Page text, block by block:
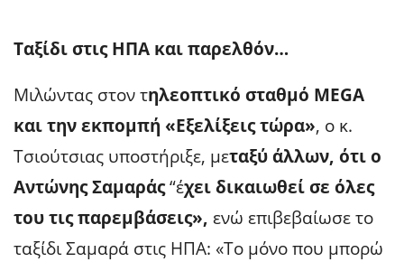
Ταξίδι στις ΗΠΑ και παρελθόν…
Μιλώντας στον τηλεοπτικό σταθμό MEGA
και την εκπομπή «Εξελίξεις τώρα», ο κ.
Τσιούτσιας υποστήριξε, μεταξύ άλλων, ότι ο
Αντώνης Σαμαράς“έχει δικαιωθεί σε όλες
του τις παρεμβάσεις», ενώ επιβεβαίωσε το
ταξίδι Σαμαρά στις ΗΠΑ: «Το μόνο που μπορώ